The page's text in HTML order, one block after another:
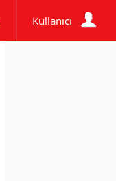
Kullanıcı